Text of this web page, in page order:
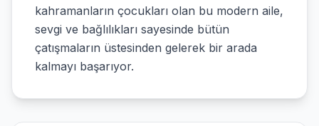
kahramanların çocukları olan bu modern aile,
sevgi ve bağlılıkları sayesinde bütün
çatışmaların üstesinden gelerek bir arada
kalmayı başarıyor.